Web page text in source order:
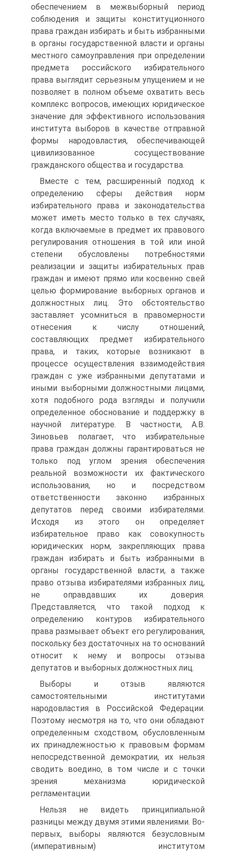
обеспечением в межвыборный период
соблюдения и защиты конституционного
права граждан избирать и быть избранными
в органы государственной власти и органы
местного самоуправления при определении
предмета российского избирательного
права выглядит серьезным упущением и не
позволяет в полном объеме охватить весь
комплекс вопросов, имеющих юридическое
значение для эффективного использования
института выборов в качестве отправной
формы народовластия, обеспечивающей
цивилизованное сосуществование
гражданского общества и государства.
Вместе с тем, расширенный подход к
определению сферы действия норм
избирательного права и законодательства
может иметь место только в тех случаях,
когда включаемые в предмет их правового
регулирования отношения в той или иной
степени обусловлены потребностями
реализации и защиты избирательных прав
граждан и имеют прямо или косвенно свей
целью формирование выборных органов и
должностных лиц. Это обстоятельство
заставляет усомниться в правомерности
отнесения к числу отношений,
составляющих предмет избирательного
права, и таких, которые возникают в
процессе осуществления взаимодействия
граждан с уже избранными депутатами и
иными выборными должностными лицами,
хотя подобного рода взгляды и получили
определенное обоснование и поддержку в
научной литературе. В частности, А.В.
Зиновьев полагает, что избирательные
права граждан должны гарантироваться не
только под углом зрения обеспечения
реальной возможности их фактического
использования, но и посредством
ответственности законно избранных
депутатов перед своими избирателями.
Исходя из этого он определяет
избирательное право как совокупность
юридических норм, закрепляющих права
граждан избирать и быть избранными в
органы государственной власти, а также
право отзыва избирателями избранных лиц,
не оправдавших их доверия.
Представляется, что такой подход к
определению контуров избирательного
права размывает объект его регулирования,
поскольку без достаточных на то оснований
относит к нему и вопросы отзыва
депутатов и выборных должностных лиц.
Выборы и отзыв являются
самостоятельными институтами
народовластия в Российской Федерации.
Поэтому несмотря на то, что они обладают
определенным сходством, обусловленным
их принадлежностью к правовым формам
непосредственной демократии, их нельзя
сводить воедино, в том числе и с точки
зрения механизма юридической
регламентации.
Нельзя не видеть принципиальной
разницы между двумя этими явлениями. Во-
первых, выборы являются безусловным
(императивным) институтом